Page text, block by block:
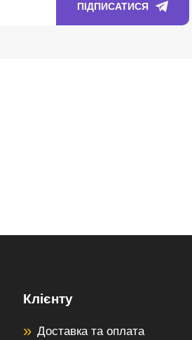
Клієнту
Доставка та оплата